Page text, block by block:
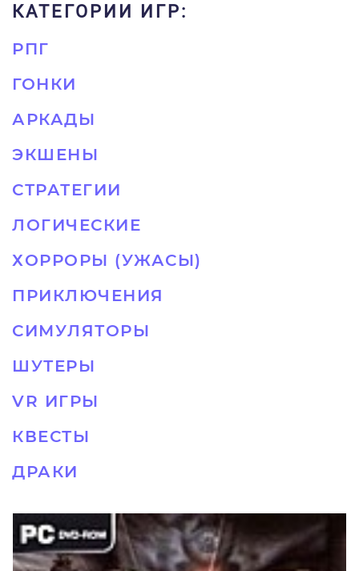
КАТЕГОРИИ ИГР:
РПГ
ГОНКИ
АРКАДЫ
ЭКШЕНЫ
СТРАТЕГИИ
ЛОГИЧЕСКИЕ
ХОРРОРЫ (УЖАСЫ)
ПРИКЛЮЧЕНИЯ
СИМУЛЯТОРЫ
ШУТЕРЫ
VR ИГРЫ
КВЕСТЫ
ДРАКИ